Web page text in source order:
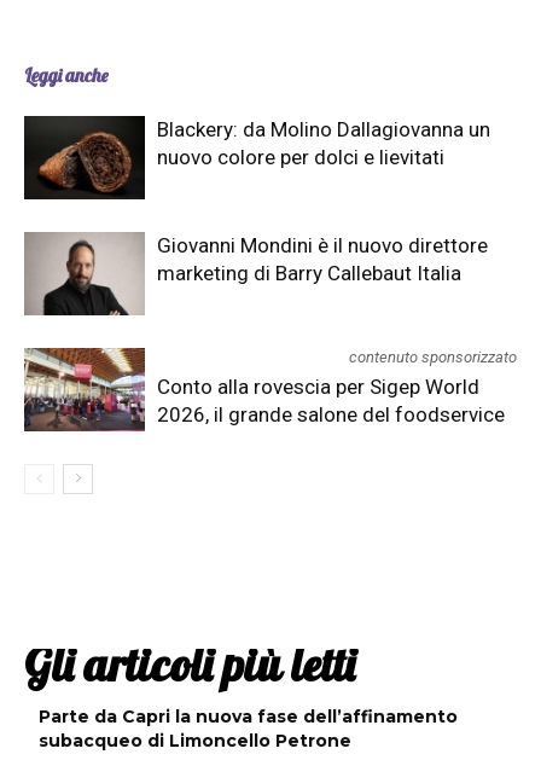
Leggi anche
Blackery: da Molino Dallagiovanna un
nuovo colore per dolci e lievitati
Giovanni Mondini è il nuovo direttore
marketing di Barry Callebaut Italia
contenuto sponsorizzato
Conto alla rovescia per Sigep World
2026, il grande salone del foodservice
Gli articoli più letti
Parte da Capri la nuova fase dell’affinamento
subacqueo di Limoncello Petrone